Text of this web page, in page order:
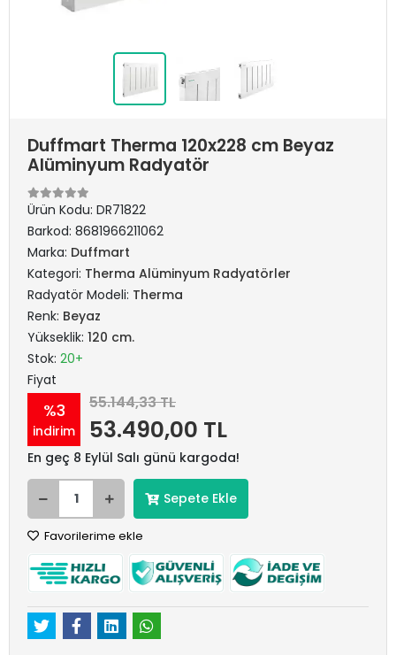
Duffmart Therma 120x228 cm Beyaz
Alüminyum Radyatör
Ürün Kodu: DR71822
Barkod: 8681966211062
Marka: Duffmart
Kategori: Therma Alüminyum Radyatörler
Radyatör Modeli: Therma
Renk: Beyaz
Yükseklik: 120 cm.
Stok: 20+
Fiyat
%3
indirim
55.144,33 TL
53.490,00 TL
En geç 8 Eylül Salı günü kargoda!
Sepete Ekle
Favorilerime ekle